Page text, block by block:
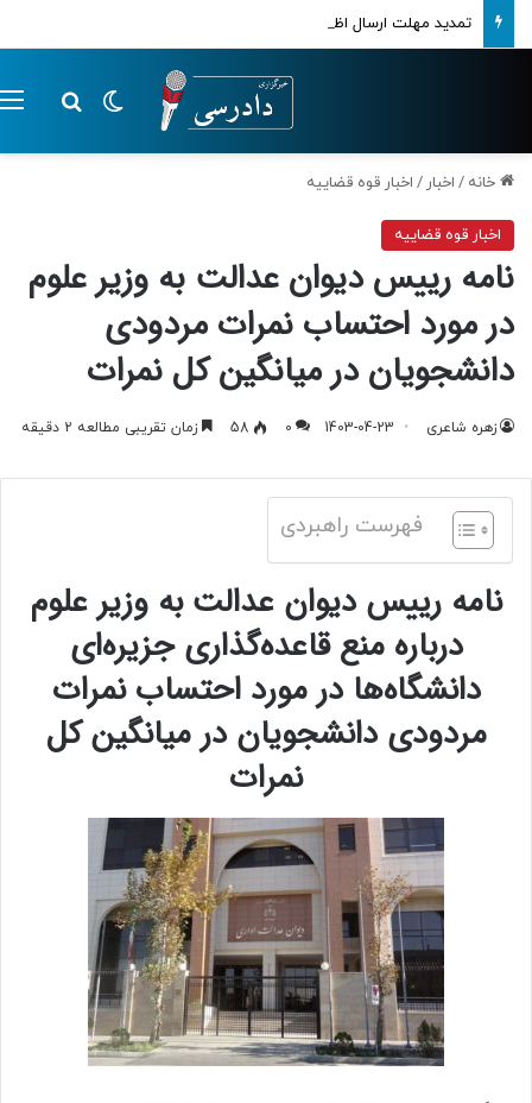
تمدید مهلت ارسال اظهارنامه‌های مالیاتی تا پایان تابستان 1405
تغییر پوسته
خانه / اخبار / اخبار قوه قضاییه
اخبار قوه قضاییه
نامه رییس دیوان عدالت به وزیر علوم
در مورد احتساب نمرات مردودی
دانشجویان در میانگین کل نمرات
زهره شاعری 1403-04-23
0
58 زمان تقریبی مطالعه 2 دقیقه
فهرست راهبردی
نامه رییس دیوان عدالت به وزیر علوم
درباره منع قاعده‌گذاری جزیره‌ای
دانشگاه‌ها در مورد احتساب نمرات
مردودی دانشجویان در میانگین کل
نمرات